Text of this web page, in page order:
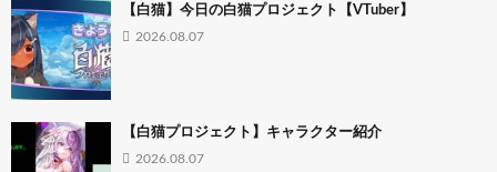
【白猫】今日の白猫プロジェクト【VTuber】
2026.08.07
【白猫プロジェクト】キャラクター紹介
2026.08.07